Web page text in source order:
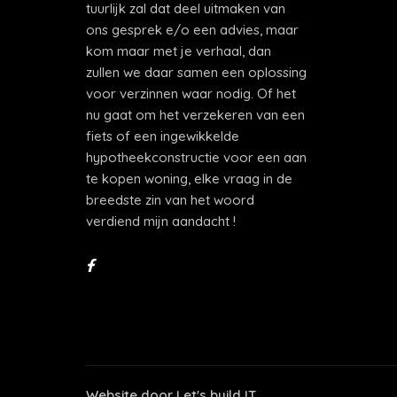
tuurlijk zal dat deel uitmaken van
ons gesprek e/o een advies, maar
kom maar met je verhaal, dan
zullen we daar samen een oplossing
voor verzinnen waar nodig. Of het
nu gaat om het verzekeren van een
fiets of een ingewikkelde
hypotheekconstructie voor een aan
te kopen woning, elke vraag in de
breedste zin van het woord
verdiend mijn aandacht !